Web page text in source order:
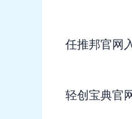
任推邦官网
轻创宝典官